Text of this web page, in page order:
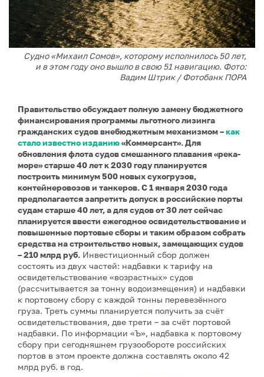
Судно «Михаил Сомов», которому исполнилось 50 лет,
и в этом году оно вышло в свою 51 навигацию. Фото:
Вадим Штрик / Фотобанк ПОРА
Правительство обсуждает полную замену бюджетного
финансирования программы льготного лизинга
гражданских судов внебюджетным механизмом –как
стало известно изданию«Коммерсант». Для
обновления флота судов смешанного плавания «река-
море» старше 40 лет к 2030 году планируется
построить минимум 500 новых сухогрузов,
контейнеровозов и танкеров. С 1 января 2030 года
предполагается запретить допуск в российские порты
судам старше 40 лет, а для судов от 30 лет сейчас
планируется ввести ежегодное освидетельствование и
повышенные портовые сборы и таким образом собрать
средства на строительство новых, замещающих судов
– 210 млрд руб. Инвестиционный сбор должен
состоять из двух частей: надбавки к тарифу на
освидетельствование «возрастных» судов
(рассчитывается за тонну водоизмещения) и надбавки
к портовому сбору с каждой тонны перевезённого
груза. Треть суммы планируется получить за счёт
освидетельствования, две трети – за счёт портовой
надбавки. По информации «Ъ», надбавка к портовому
сбору при сегодняшнем грузообороте российских
портов в этом проекте должна составлять около 42
млрд руб. в год.